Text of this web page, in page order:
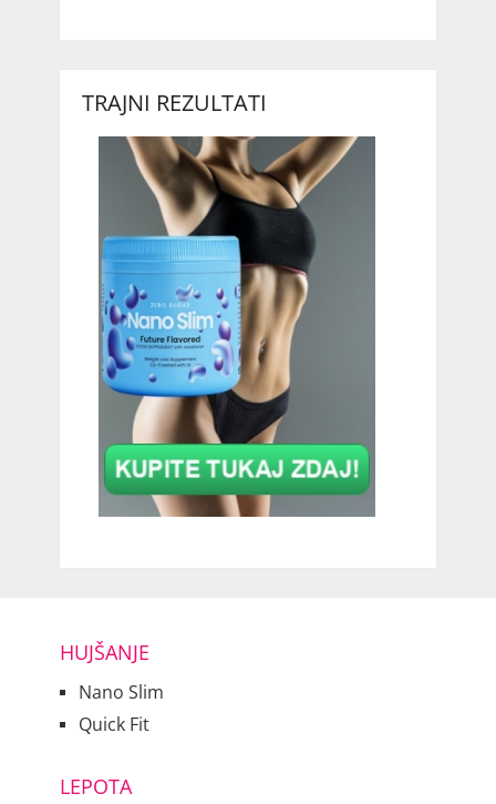
TRAJNI REZULTATI
HUJŠANJE
Nano Slim
Quick Fit
LEPOTA